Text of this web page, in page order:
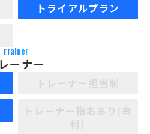
トライアルプラン
Trainer
ーナー